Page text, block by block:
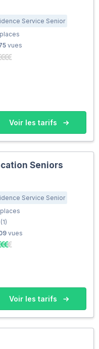
Service Senior
places
vues
Voir les tarifs
Seniors
Service Senior
places
(1)
vues
Voir les tarifs